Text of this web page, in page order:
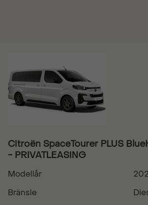
Citroën SpaceTourer PLUS
- PRIVATLEASING
Modellår
Bränsle